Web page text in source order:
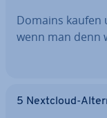
Domains kaufen
wenn man denn
5 Nextcloud-